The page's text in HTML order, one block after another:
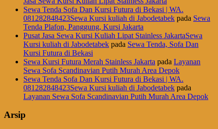
Sewa Tenda Sofa Dan Kursi Futura di Bekasi | WA.
081282848423Sewa Kursi kuliah di Jabodetabek pada Sewa
Tenda Plafon, Panggung, Kursi Jakarta
Pusat Jasa Sewa Kursi Kuliah Lipat Stainless JakartaSewa
Kursi kuliah di Jabodetabek pada Sewa Tenda, Sofa Dan
Kursi Futura di Bekasi
Sewa Kursi Futura Merah Stainless Jakarta pada Layanan
Sewa Sofa Scandinavian Putih Murah Area Depok
Sewa Tenda Sofa Dan Kursi Futura di Bekasi | WA.
081282848423Sewa Kursi kuliah di Jabodetabek pada
Layanan Sewa Sofa Scandinavian Putih Murah Area Depok
Arsip